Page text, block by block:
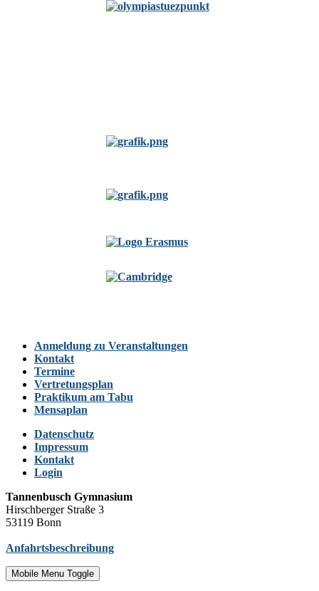
Anmeldung zu Veranstaltungen
Kontakt
Termine
Vertretungsplan
Praktikum am Tabu
Mensaplan
Datenschutz
Impressum
Kontakt
Login
Tannenbusch Gymnasium
Hirschberger Straße 3
53119 Bonn
Anfahrtsbeschreibung
Mobile Menu Toggle